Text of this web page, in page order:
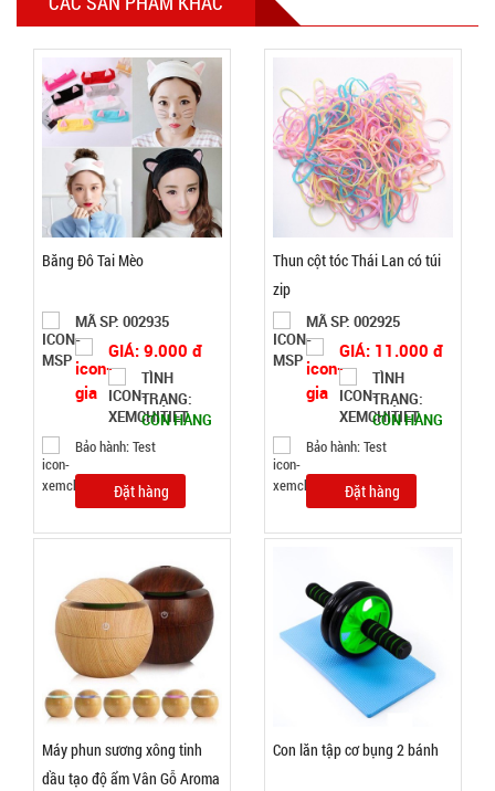
Giá đỡ điện
thoại K61
mini ( T200,
full vat )SP:
004825
38.000 đ
TRẠNG:
CÒN HÀNG
hành:
0.3kg
Đặt
Ly thủy tinh
hổ phách
GorgousMÃ
Băng Đô Tai Mèo
MÃ SP: 002935
GIÁ: 9.000 đ
TÌNH
TRẠNG:
CÒN HÀNG
Bảo hành: Test
Đặt hàng
Thun cột tóc Thái Lan có túi
zip
MÃ SP: 002925
GIÁ: 11.000 đ
TÌNH
TRẠNG:
CÒN HÀNG
Bảo hành: Test
Đặt hàng
Máy phun sương xông tinh
dầu tạo độ ẩm Vân Gỗ Aroma
Con lăn tập cơ bụng 2 bánh